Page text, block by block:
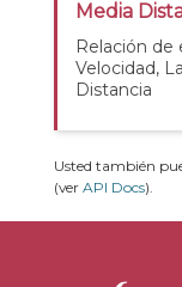
Media
Relación de
Velocidad,
Distancia
Usted también
(ver API Docs).